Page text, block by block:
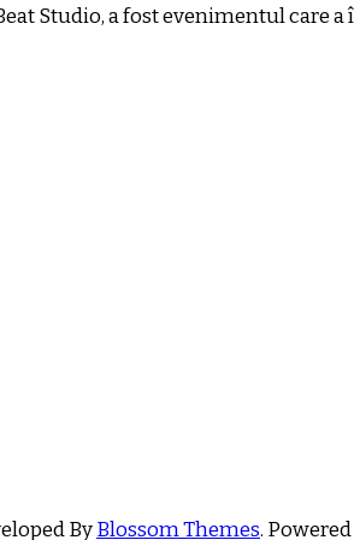
Studio, a fost evenimentul care
ByBlossom Themes.